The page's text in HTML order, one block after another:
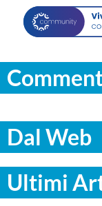
Dal Web
Ultimi
ITALPRESS